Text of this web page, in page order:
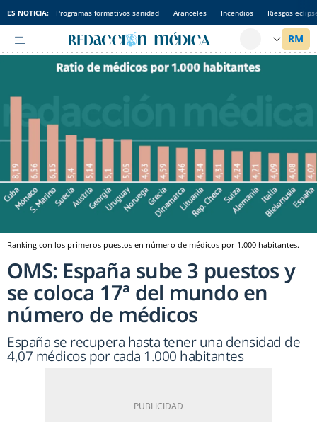
ES NOTICIA: Programas formativos sanidad Aranceles Incendios Riesgos
Ranking con los primeros puestos en número de médicos por 1.000 habitantes.
OMS: España sube 3 puestos y
se coloca 17ª del mundo en
número de médicos
España se recupera hasta tener una densidad de
4,07 médicos por cada 1.000 habitantes